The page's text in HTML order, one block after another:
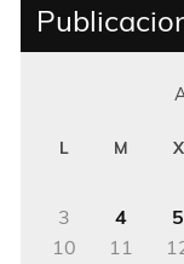
L M X
3
4 5
10
11